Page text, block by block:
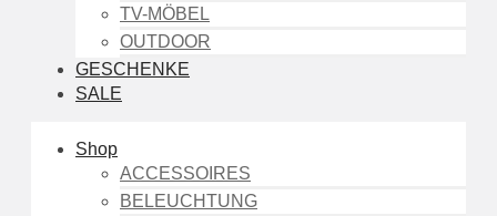
TV-MÖBEL
OUTDOOR
GESCHENKE
SALE
Shop
ACCESSOIRES
BELEUCHTUNG